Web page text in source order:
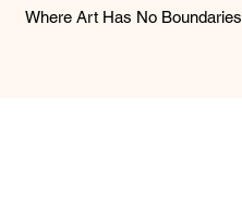
Where Art Has No Boundaries